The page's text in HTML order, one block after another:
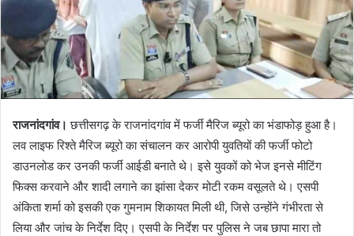
राजनांदगांव। छत्तीसगढ़ के राजनांदगांव में फर्जी मैरिज ब्यूरो का भंडाफोड़ हुआ है।
लव लाइफ रिश्ते मैरिज ब्यूरो का संचालन कर आरोपी युवतियों की फर्जी फोटो
डाउनलोड कर उनकी फर्जी आईडी बनाते थे। इसे युवकों को भेज इनसे मीटिंग
फिक्स करवाने और शादी लगाने का झांसा देकर मोटी रकम वसूलते थे। एसपी
अंकिता शर्मा को इसकी एक गुमनाम शिकायत मिली थी, जिसे उन्होंने गंभीरता से
लिया और जांच के निर्देश दिए। एसपी के निर्देश पर पुलिस ने जब छापा मारा तो